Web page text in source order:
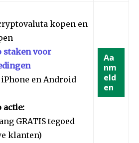
kopen en
staken voor
en Android
actie:
GRATIS tegoed
klanten)
Aa
nm
eld
en